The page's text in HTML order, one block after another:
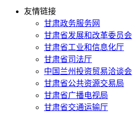
友情链接
甘肃政务服务网
甘肃省发展和改革委员会
甘肃省工业和信息化厅
甘肃省司法厅
中国兰州投资贸易洽谈会
甘肃省公共资源交易局
甘肃省广播电视局
甘肃省交通运输厅